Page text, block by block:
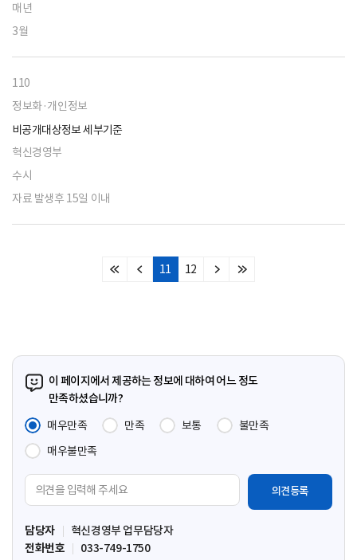
매년
3월
110
정보화·개인정보
비공개대상정보 세부기준
혁신경영부
수시
자료 발생후 15일 이내
처
이
11 12
다
마
이 페이지에서 제공하는 정보에 대하여 어느 정도
만족하셨습니까?
매우만족
만족 보통
불만족
매우불만족
견
입
력
담당자
혁신경영부 업무담당자
전화번호
033-749-1750